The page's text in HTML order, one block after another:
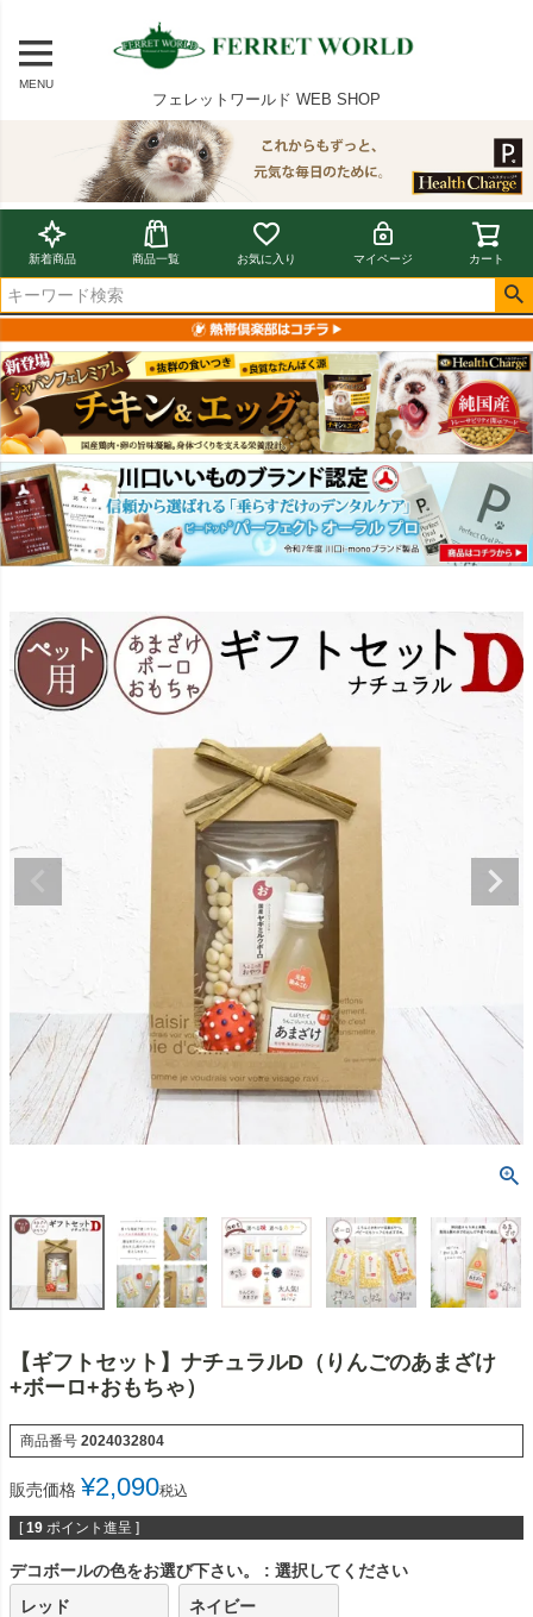
MENU
フェレットワールド WEB SHOP
新着商品 商品一覧 お気に入り マイページ カート
【ギフトセット】ナチュラルD（りんごのあまざけ
+ボーロ+おもちゃ）
商品番号 2024032804
販売価格 ¥2,090税込
[ 19 ポイント進呈 ]
デコボールの色をお選び下さい。
選択してください
レッド
ネイビー